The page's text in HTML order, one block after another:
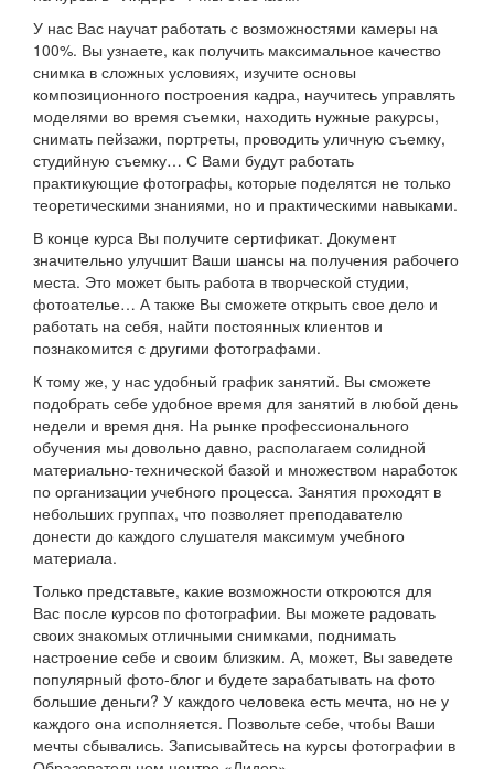
У нас Вас научат работать с возможностями камеры на
100%. Вы узнаете, как получить максимальное качество
снимка в сложных условиях, изучите основы
композиционного построения кадра, научитесь управлять
моделями во время съемки, находить нужные ракурсы,
снимать пейзажи, портреты, проводить уличную съемку,
студийную съемку… С Вами будут работать
практикующие фотографы, которые поделятся не только
теоретическими знаниями, но и практическими навыками.
В конце курса Вы получите сертификат. Документ
значительно улучшит Ваши шансы на получения рабочего
места. Это может быть работа в творческой студии,
фотоателье… А также Вы сможете открыть свое дело и
работать на себя, найти постоянных клиентов и
познакомится с другими фотографами.
К тому же, у нас удобный график занятий. Вы сможете
подобрать себе удобное время для занятий в любой день
недели и время дня. На рынке профессионального
обучения мы довольно давно, располагаем солидной
материально-технической базой и множеством наработок
по организации учебного процесса. Занятия проходят в
небольших группах, что позволяет преподавателю
донести до каждого слушателя максимум учебного
материала.
Только представьте, какие возможности откроются для
Вас после курсов по фотографии. Вы можете радовать
своих знакомых отличными снимками, поднимать
настроение себе и своим близким. А, может, Вы заведете
популярный фото-блог и будете зарабатывать на фото
большие деньги? У каждого человека есть мечта, но не у
каждого она исполняется. Позвольте себе, чтобы Ваши
мечты сбывались. Записывайтесь на курсы фотографии в